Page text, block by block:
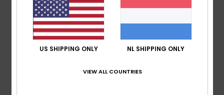
Snow
Kenmerken
Gerecyclede stof: Zachte, bestendige, gerecyclede,
ribgebreide stretchstof
Hoogte taille: halfhoge taille
US SHIPPING ONLY NL SHIPPING ONLY
VIEW ALL COUNTRIES